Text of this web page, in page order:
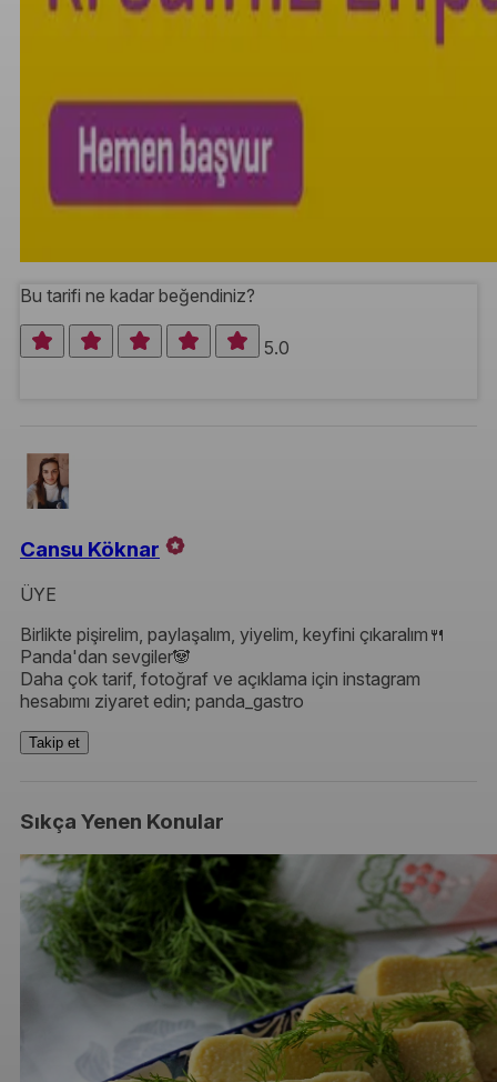
Bu tarifi ne kadar beğendiniz?
5.0
Cansu Köknar
ÜYE
Birlikte pişirelim, paylaşalım, yiyelim, keyfini çıkaralım🍴
Panda'dan sevgiler🐼
Daha çok tarif, fotoğraf ve açıklama için instagram
hesabımı ziyaret edin; panda_gastro
Takip et
Sıkça Yenen Konular